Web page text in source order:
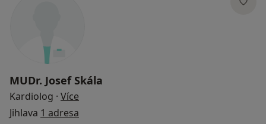
MUDr. Josef Skála
Kardiolog · Více
Jihlava 1 adresa